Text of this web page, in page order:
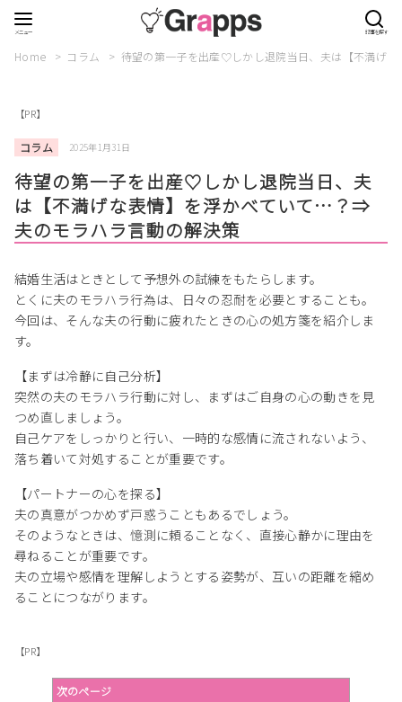
Home コラム 待望の第一子を出産♡しかし退院当日、夫は【不満げ
【PR】
コラム 2025年1月31日
待望の第一子を出産♡しかし退院当日、夫
は【不満げな表情】を浮かべていて…？⇒
夫のモラハラ言動の解決策
結婚生活はときとして予想外の試練をもたらします。
とくに夫のモラハラ行為は、日々の忍耐を必要とすることも。
今回は、そんな夫の行動に疲れたときの心の処方箋を紹介しま
す。
【まずは冷静に自己分析】
突然の夫のモラハラ行動に対し、まずはご自身の心の動きを見
つめ直しましょう。
自己ケアをしっかりと行い、一時的な感情に流されないよう、
落ち着いて対処することが重要です。
【パートナーの心を探る】
夫の真意がつかめず戸惑うこともあるでしょう。
そのようなときは、憶測に頼ることなく、直接心静かに理由を
尋ねることが重要です。
夫の立場や感情を理解しようとする姿勢が、互いの距離を縮め
ることにつながります。
【PR】
次のページ